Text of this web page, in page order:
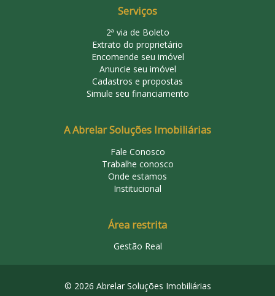
Serviços
2ª via de Boleto
Extrato do proprietário
Encomende seu imóvel
Anuncie seu imóvel
Cadastros e propostas
Simule seu financiamento
A Abrelar Soluções Imobiliárias
Fale Conosco
Trabalhe conosco
Onde estamos
Institucional
Área restrita
Gestão Real
© 2026 Abrelar Soluções Imobiliárias